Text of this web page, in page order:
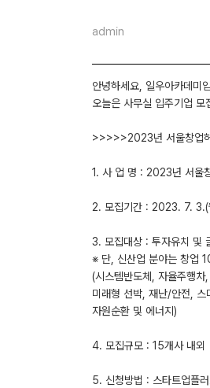
admin
안녕하세요, 일우아카데미
오늘은 사무실 입주기업 모
>>>>>2023년 서울창업
1. 사 업 명 : 2023년 서울
2. 모집기간 : 2023. 7.
3. 모집대상 : 투자유치 및
※ 단, 신산업 분야는 창업
(시스템반도체, 자율주행차
미래형 선박, 재난/안전, 스
자원순환 및 에너지)
4. 모집규모 : 15개사 내외
5. 신청방법 : 스타트업